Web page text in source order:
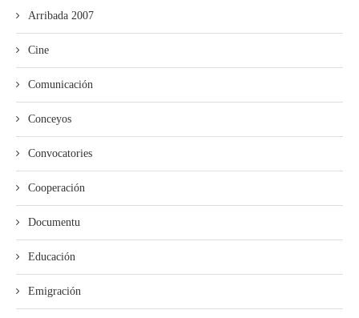
Arribada 2007
Cine
Comunicación
Conceyos
Convocatories
Cooperación
Documentu
Educación
Emigración